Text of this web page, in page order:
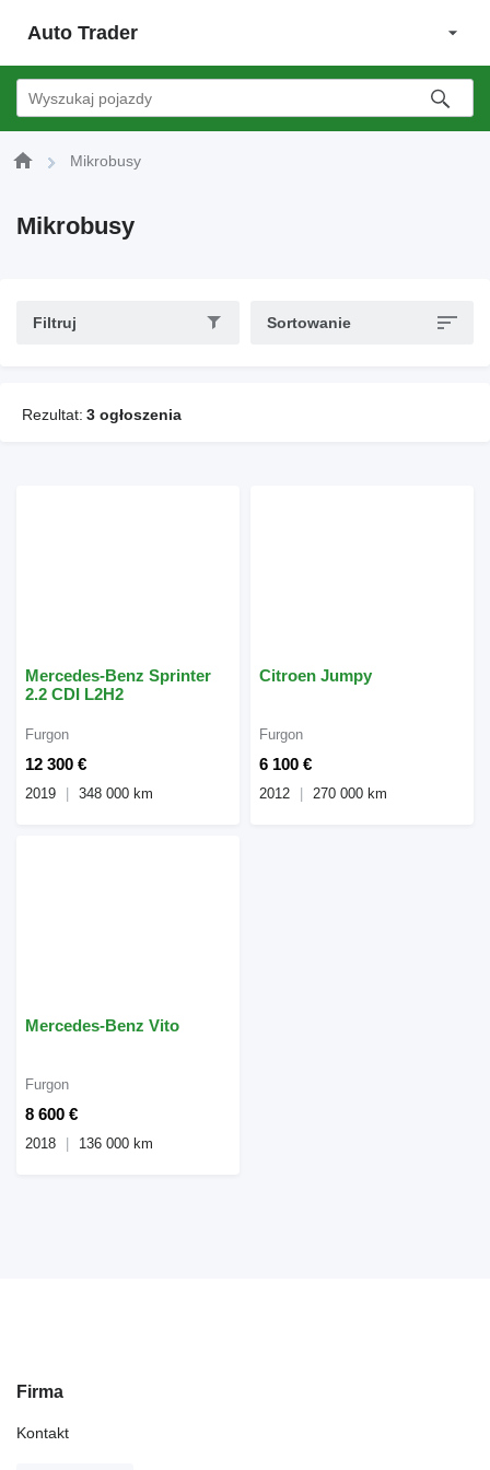
Auto Trader
Mikrobusy
Mikrobusy
Filtruj Sortowanie
Rezultat: 3 ogłoszenia
Mercedes-Benz Sprinter
2.2 CDI L2H2
12 300 €
Furgon
2019 348 000 km
Citroen Jumpy
6 100 €
Furgon
2012 270 000 km
Mercedes-Benz Vito
8 600 €
Furgon
2018 136 000 km
Firma
Kontakt